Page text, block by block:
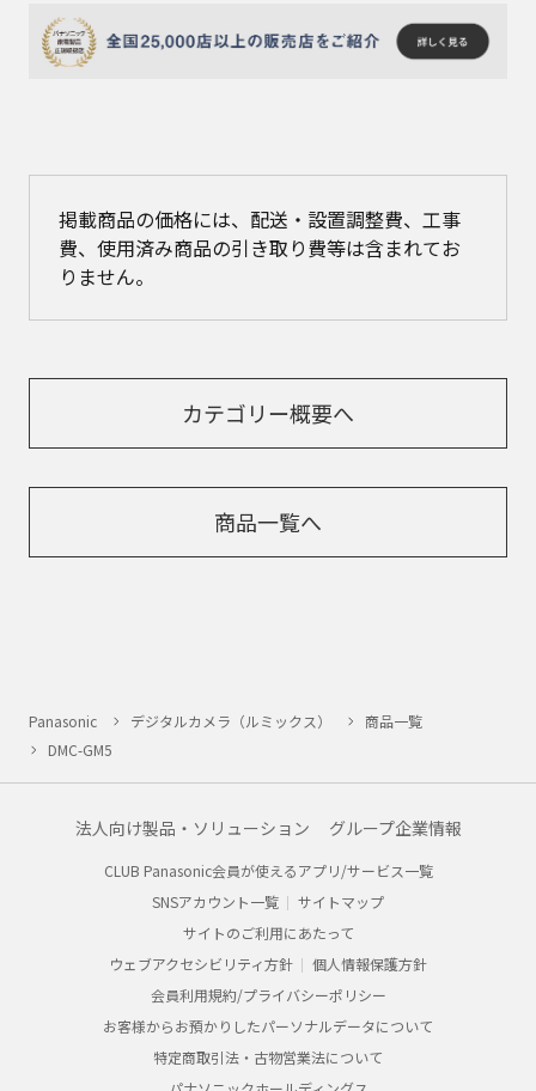
掲載商品の価格には、配送・設置調整費、工事
費、使用済み商品の引き取り費等は含まれてお
りません。
カテゴリー概要へ
商品一覧へ
Panasonic デジタルカメラ（ルミックス）
商品一覧
DMC-GM5
法人向け製品・ソリューション グループ企業情報
CLUB Panasonic会員が使えるアプリ/サービス一覧
SNSアカウント一覧
サイトマップ
サイトのご利用にあたって
ウェブアクセシビリティ方針
個人情報保護方針
会員利用規約/プライバシーポリシー
お客様からお預かりしたパーソナルデータについて
特定商取引法・古物営業法について